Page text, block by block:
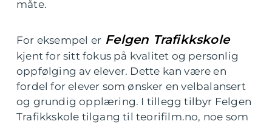
måte.
For eksempel er Felgen Trafikkskole
kjent for sitt fokus på kvalitet og personlig
oppfølging av elever. Dette kan være en
fordel for elever som ønsker en velbalansert
og grundig opplæring. I tillegg tilbyr Felgen
Trafikkskole tilgang til teorifilm.no, noe som